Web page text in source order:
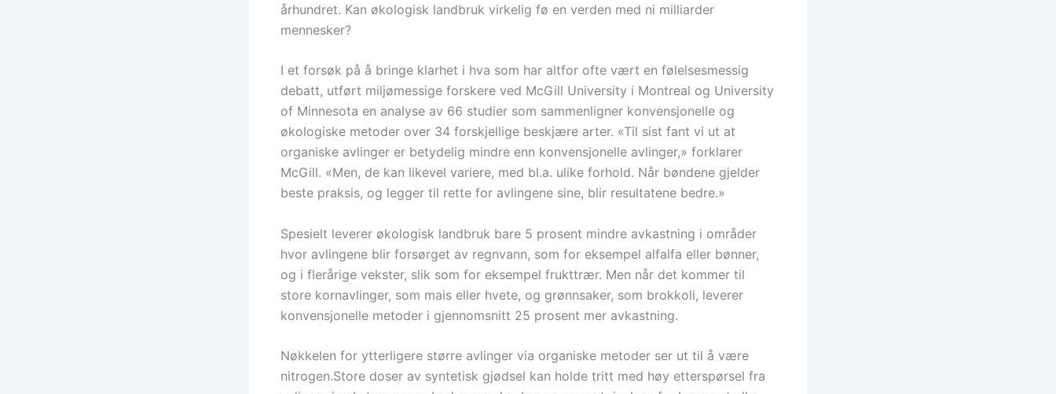
århundret. Kan økologisk landbruk virkelig fø en verden med ni milliarder
mennesker?
I et forsøk på å bringe klarhet i hva som har altfor ofte vært en følelsesmessig
debatt, utført miljømessige forskere ved McGill University i Montreal og University
of Minnesota en analyse av 66 studier som sammenligner konvensjonelle og
økologiske metoder over 34 forskjellige beskjære arter. «Til sist fant vi ut at
organiske avlinger er betydelig mindre enn konvensjonelle avlinger,» forklarer
McGill. «Men, de kan likevel variere, med bl.a. ulike forhold. Når bøndene gjelder
beste praksis, og legger til rette for avlingene sine, blir resultatene bedre.»
Spesielt leverer økologisk landbruk bare 5 prosent mindre avkastning i områder
hvor avlingene blir forsørget av regnvann, som for eksempel alfalfa eller bønner,
og i flerårige vekster, slik som for eksempel frukttrær. Men når det kommer til
store kornavlinger, som mais eller hvete, og grønnsaker, som brokkoli, leverer
konvensjonelle metoder i gjennomsnitt 25 prosent mer avkastning.
Nøkkelen for ytterligere større avlinger via organiske metoder ser ut til å være
nitrogen.Store doser av syntetisk gjødsel kan holde tritt med høy etterspørsel fra